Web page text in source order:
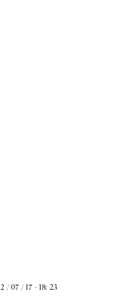
/ 07 / 17 - 18: 23